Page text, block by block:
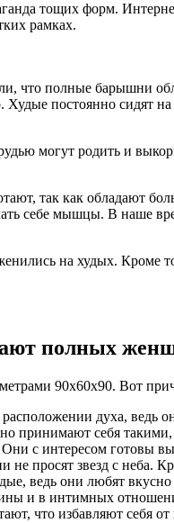
тощих форм.
рамках.
что полные барышни
постоянно сидят
могут родить и
так как обладают
себе мышцы. В наше
на худых.
полных
90х60х90. Вот
духа, ведь
принимают себя такими,
с интересом готовы
не просят звезд с неба.
ведь они любят
и в интимных
что избавляют себя